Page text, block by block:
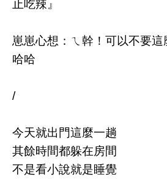
止吃辣』
崽崽心想：ㄟ幹！可以不要這
哈哈
/
今天就出門這麼一趟
其餘時間都躲在房間
不是看小說就是睡覺